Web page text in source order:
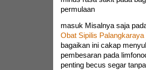
permulaan
masuk Misalnya saja
Obat Sipilis Palangkaraya
bagaikan ini cakap
pembesaran pada
penting becus segar